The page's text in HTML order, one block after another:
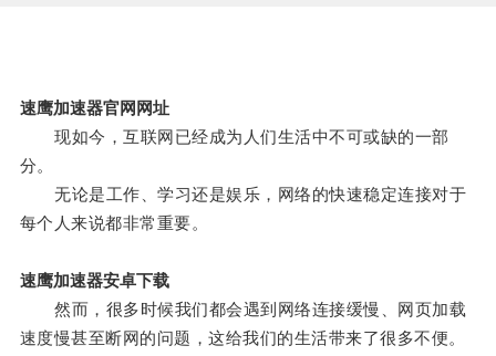
速鹰加速器官网网址
现如今，互联网已经成为人们生活中不可或缺的一部
分。
无论是工作、学习还是娱乐，网络的快速稳定连接对于
每个人来说都非常重要。
速鹰加速器安卓下载
然而，很多时候我们都会遇到网络连接缓慢、网页加载
速度慢甚至断网的问题，这给我们的生活带来了很多不便。